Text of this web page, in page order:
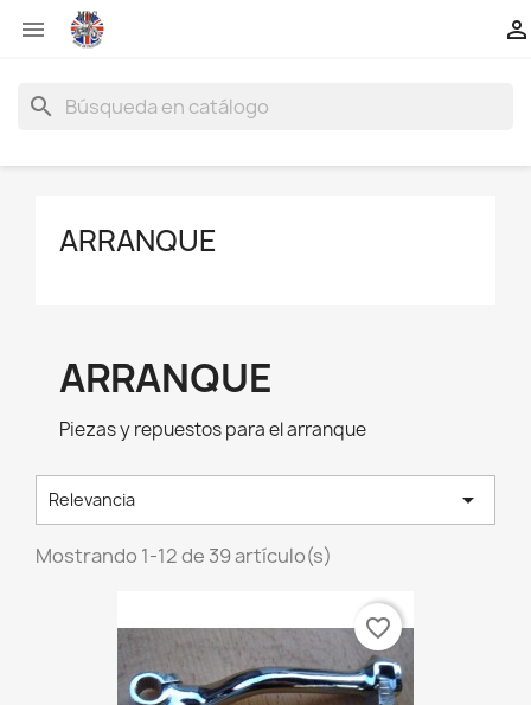
 
search
ARRANQUE
ARRANQUE
Piezas y repuestos para el arranque
Relevancia 
Mostrando 1-12 de 39 artículo(s)
favorite_border